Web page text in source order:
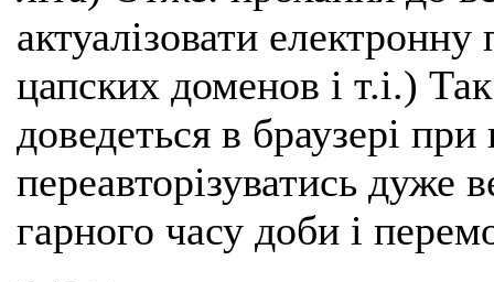
актуалізовати
цапских доменов і т.і.)
доведеться в браузері
переавторізуватись
гарного часу доби і